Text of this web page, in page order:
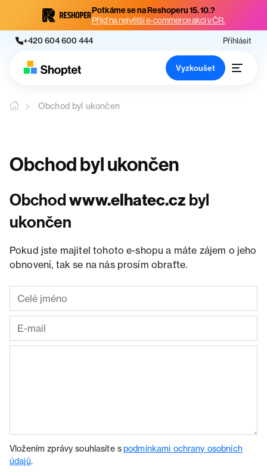
Potkáme se na Reshoperu 15. 10.?
Přijď na největší e-commerce akci v ČR.
+420 604 600 444 Přihlásit
Vyzkoušet
Obchod byl ukončen
Obchod byl ukončen
Obchodwww.elhatec.cz byl
ukončen
Pokud jste majitel tohoto e-shopu a máte zájem o jeho
obnovení, tak se na nás prosím obraťte.
Vložením zprávy souhlasíte spodmínkami ochrany osobních
údajů.